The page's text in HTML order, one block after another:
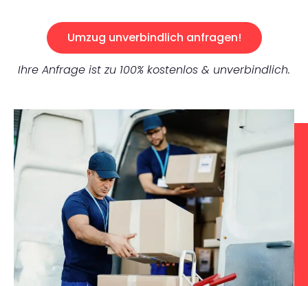
Umzug unverbindlich anfragen!
Ihre Anfrage ist zu 100% kostenlos & unverbindlich.